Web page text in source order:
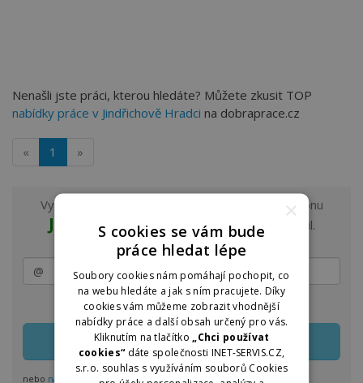
Nenašli jste práci, kterou hledáte? Můžete zkusit TOP
nabídky práce v Jindřichově Hradci na dobraprace.cz
« 1 »
Vyzkoušejte odběr nových nabídek práce z regionu
Jindřichův Hradec a okolína e-mail.
Zasílání lze kdykoliv upravit nebo jednoduše zrušit
nebo nastavit odběr pro více regionů
×
S cookies se vám bude
práce hledat lépe
Soubory cookies nám pomáhají pochopit, co
na webu hledáte a jak s ním pracujete. Díky
cookies vám můžeme zobrazit vhodnější
nabídky práce a další obsah určený pro vás.
Kliknutím na tlačítko
„Chci používat
cookies“ dáte společnosti INET-SERVIS.CZ,
s.r.o. souhlas s využíváním souborů Cookies